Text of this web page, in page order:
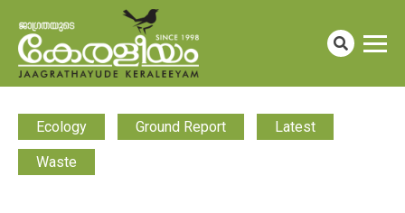
Ecology Ground Report Latest
Waste